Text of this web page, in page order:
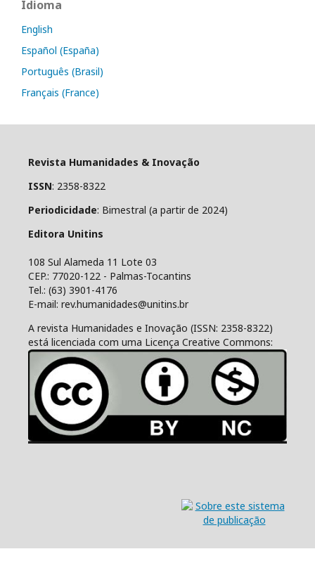
Idioma
English
Español (España)
Português (Brasil)
Français (France)
Revista Humanidades & Inovação
ISSN: 2358-8322
Periodicidade: Bimestral (a partir de 2024)
Editora Unitins
108 Sul Alameda 11 Lote 03
CEP.: 77020-122 - Palmas-Tocantins
Tel.: (63) 3901-4176
E-mail: rev.humanidades@unitins.br
A revista Humanidades e Inovação (ISSN: 2358-8322)
está licenciada com uma Licença Creative Commons: